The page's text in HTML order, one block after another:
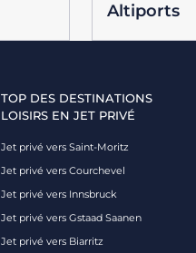
Altiports
TOP DES DESTINATIONS
LOISIRS EN JET PRIVÉ
Jet privé vers Saint-Moritz
Jet privé vers Courchevel
Jet privé vers Innsbruck
Jet privé vers Gstaad Saanen
Jet privé vers Biarritz